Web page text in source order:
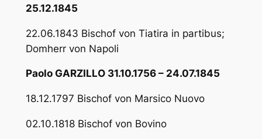
25.12.1845
22.06.1843 Bischof von Tiatira in partibus;
Domherr von Napoli
Paolo GARZILLO 31.10.1756 – 24.07.1845
18.12.1797 Bischof von Marsico Nuovo
02.10.1818 Bischof von Bovino